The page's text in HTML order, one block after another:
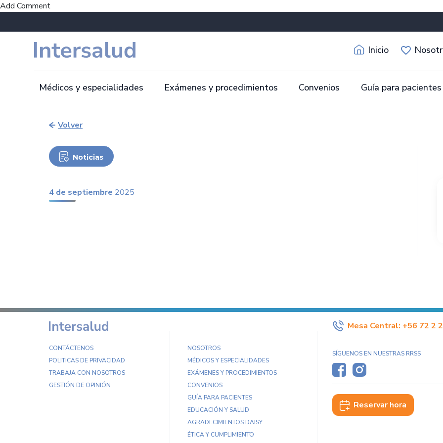
Add Comment
Inicio
Médicos y especialidades Exámenes y procedimientos Convenios Guía para pacientes
Volver
Noticias
4 de septiembre 2025
CONTÁCTENOS
POLITICAS DE PRIVACIDAD
TRABAJA CON NOSOTROS
GESTIÓN DE OPINIÓN
NOSOTROS
MÉDICOS Y ESPECIALIDADES
EXÁMENES Y PROCEDIMIENTOS
CONVENIOS
GUÍA PARA PACIENTES
EDUCACIÓN Y SALUD
AGRADECIMIENTOS DAISY
ÉTICA Y CUMPLIMIENTO
Mesa Central: +56 72 2
SÍGUENOS EN NUESTRAS RRSS
Reservar hora